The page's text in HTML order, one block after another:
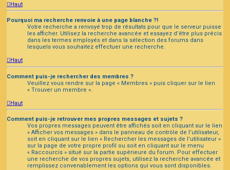
Haut
Pourquoi ma recherche renvoie à une page blanche ?!
Votre recherche a renvoyé trop de résultats pour que le serveur puisse
les afficher. Utilisez la recherche avancée et essayez d’être plus précis
dans les termes employés et dans la sélection des forums dans
lesquels vous souhaitez effectuer une recherche.
Haut
Comment puis-je rechercher des membres ?
Veuillez vous rendre sur la page « Membres » puis cliquer sur le lien
« Trouver un membre ».
Haut
Comment puis-je retrouver mes propres messages et sujets ?
Vos propres messages peuvent être affichés soit en cliquant sur le lien
« Afficher vos messages » dans le panneau de contrôle de l’utilisateur,
soit en cliquant sur le lien « Rechercher les messages de l’utilisateur »
sur la page de votre propre profil ou soit en cliquant sur le menu
« Raccourcis » situé sur la partie supérieure du forum. Pour effectuer
une recherche de vos propres sujets, utilisez la recherche avancée et
remplissez convenablement les options qui vous sont disponibles.